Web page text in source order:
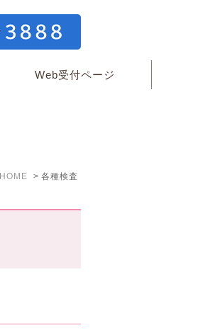
Web受付ページ
HOME 各種検査